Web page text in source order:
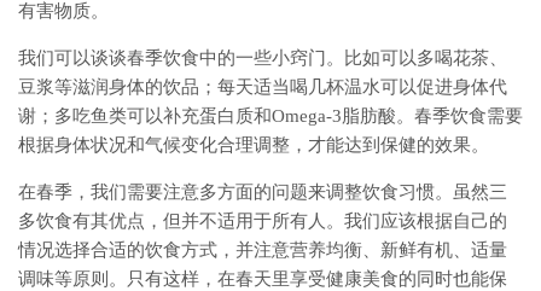
有害物质。
我们可以谈谈春季饮食中的一些小窍门。比如可以多喝花茶、
豆浆等滋润身体的饮品；每天适当喝几杯温水可以促进身体代
谢；多吃鱼类可以补充蛋白质和Omega-3脂肪酸。春季饮食需要
根据身体状况和气候变化合理调整，才能达到保健的效果。
在春季，我们需要注意多方面的问题来调整饮食习惯。虽然三
多饮食有其优点，但并不适用于所有人。我们应该根据自己的
情况选择合适的饮食方式，并注意营养均衡、新鲜有机、适量
调味等原则。只有这样，在春天里享受健康美食的同时也能保